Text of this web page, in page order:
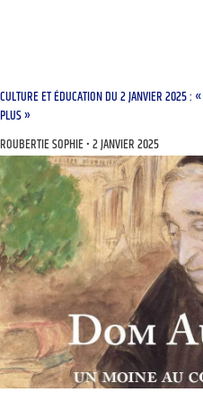
CULTURE ET ÉDUCATION DU 2 JANVIER 2025 :
PLUS »
ROUBERTIE SOPHIE 2 JANVIER 2025